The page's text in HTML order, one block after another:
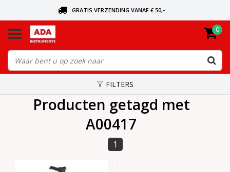
GRATIS VERZENDING VANAF € 50,-
VANDAAG BESTELD, VANDAAG VERZONDEN
0
FILTERS
Producten getagd met
A00417
1